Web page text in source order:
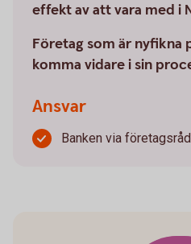
effekt av att vara med i
Företag som är nyfikna
komma vidare i sin
Ansvar
Banken via